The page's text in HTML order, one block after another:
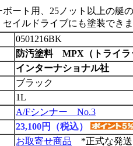
ート用、25ノット以上の艇
イルドライブにも塗装でき
0501216BK
防汚塗料 MPX（トライ
インターナショナル社
ブラック
1L
A/Fシンナー No.3
23,100円（税込）
お取寄せ商品 *正式な発送